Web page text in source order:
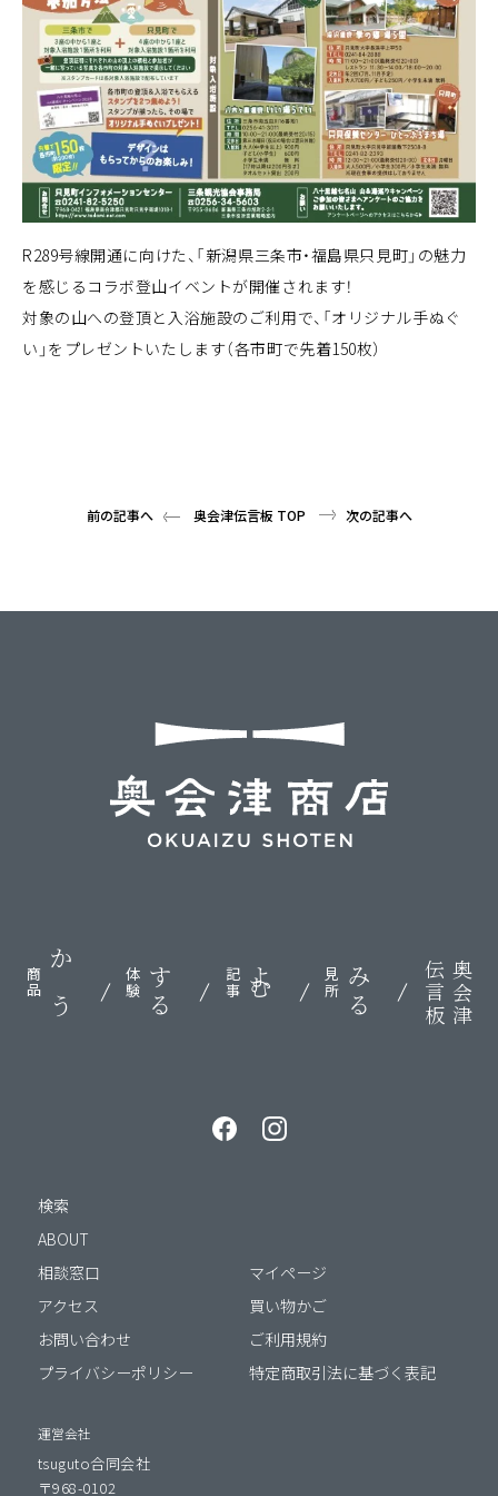
R289号線開通に向けた、「新潟県三条市・福島県只見町」の魅力
を感じるコラボ登山イベントが開催されます！
対象の山への登頂と入浴施設のご利用で、「オリジナル手ぬぐ
い」をプレゼントいたします（各市町で先着150枚）
前の記事へ 奥会津伝言板 TOP 次の記事へ
かう
商品 する
体験 よむ
記事 みる
見所 奥会津
伝言板
検索
ABOUT
相談窓口
アクセス
お問い合わせ
プライバシーポリシー
マイページ
買い物かご
ご利用規約
特定商取引法に基づく表記
運営会社
tsuguto合同会社
〒968-0102